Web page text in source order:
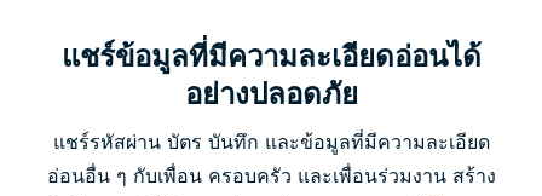
แชร์ข้อมูลที่มีความละเอียดอ่อนได้
อย่างปลอดภัย
แชร์รหัสผ่าน บัตร บันทึก และข้อมูลที่มีความละเอียด
อ่อนอื่น ๆ กับเพื่อน ครอบครัว และเพื่อนร่วมงาน สร้าง